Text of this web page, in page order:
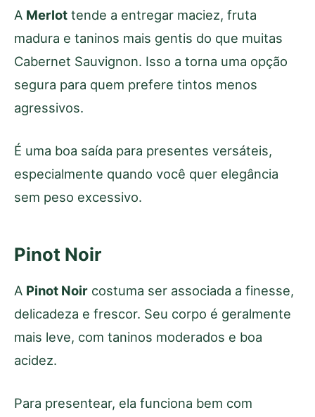
A Merlot tende a entregar maciez, fruta
madura e taninos mais gentis do que muitas
Cabernet Sauvignon. Isso a torna uma opção
segura para quem prefere tintos menos
agressivos.
É uma boa saída para presentes versáteis,
especialmente quando você quer elegância
sem peso excessivo.
Pinot Noir
A Pinot Noir costuma ser associada a finesse,
delicadeza e frescor. Seu corpo é geralmente
mais leve, com taninos moderados e boa
acidez.
Para presentear, ela funciona bem com